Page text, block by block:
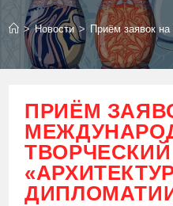
> Новости > Приëм заявок
ПРИËМ